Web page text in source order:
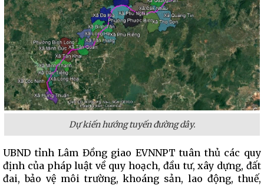
Dự kiến hướng tuyến đường dây.
UBND tỉnh Lâm Đồng giao EVNNPT tuân thủ các quy
định của pháp luật về quy hoạch, đầu tư, xây dựng, đất
đai, bảo vệ môi trường, khoáng sản, lao động, thuế,